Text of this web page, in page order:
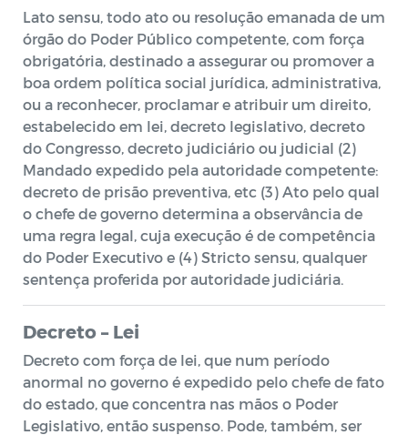
Lato sensu, todo ato ou resolução emanada de um
órgão do Poder Público competente, com força
obrigatória, destinado a assegurar ou promover a
boa ordem política social jurídica, administrativa,
ou a reconhecer, proclamar e atribuir um direito,
estabelecido em lei, decreto legislativo, decreto
do Congresso, decreto judiciário ou judicial (2)
Mandado expedido pela autoridade competente:
decreto de prisão preventiva, etc (3) Ato pelo qual
o chefe de governo determina a observância de
uma regra legal, cuja execução é de competência
do Poder Executivo e (4) Stricto sensu, qualquer
sentença proferida por autoridade judiciária.
Decreto – Lei
Decreto com força de lei, que num período
anormal no governo é expedido pelo chefe de fato
do estado, que concentra nas mãos o Poder
Legislativo, então suspenso. Pode, também, ser